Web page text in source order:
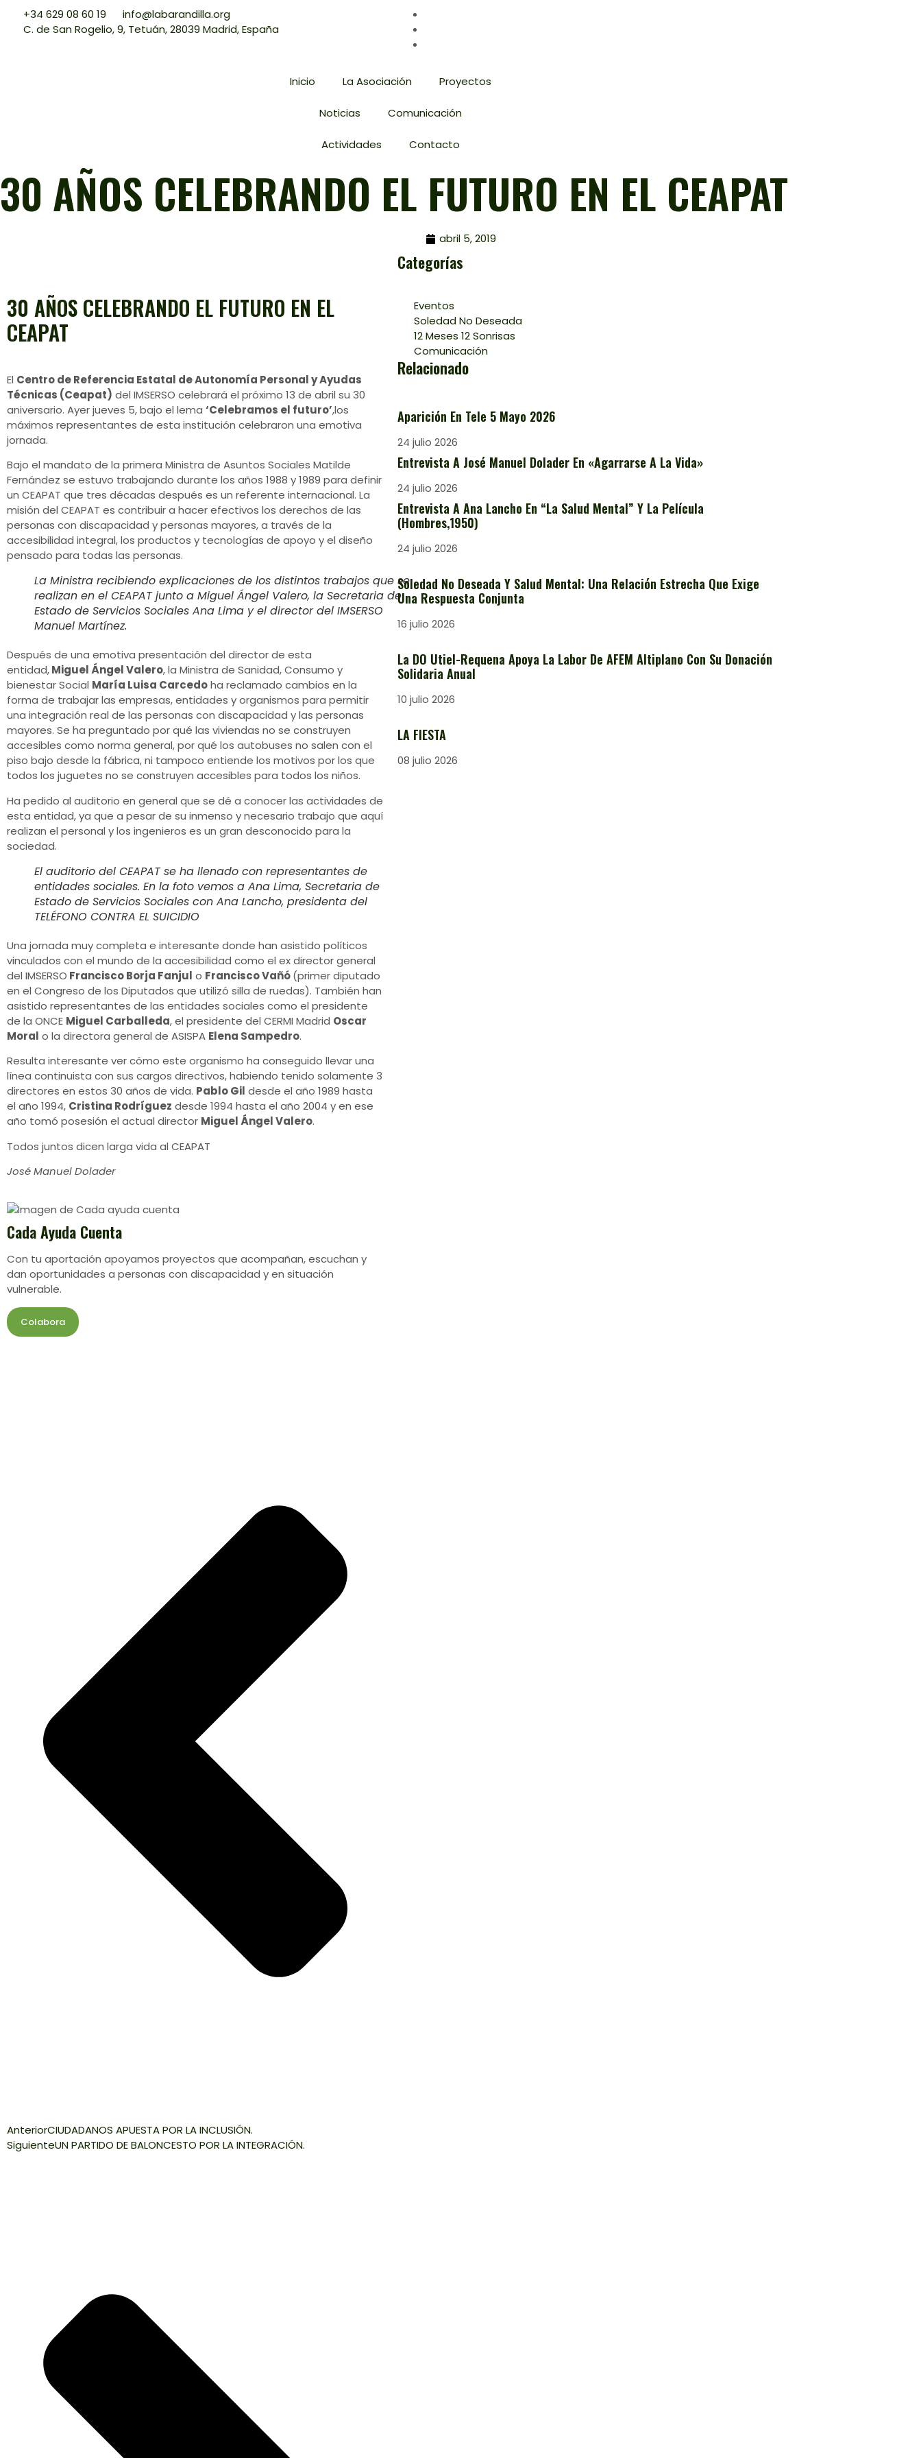
+34 629 08 60 19
info@labarandilla.org
C. de San Rogelio, 9, Tetuán, 28039 Madrid, España
Inicio La Asociación Proyectos
Noticias Comunicación
Actividades Contacto
30 AÑOS CELEBRANDO EL FUTURO EN EL CEAPAT
abril 5, 2019
30 AÑOS CELEBRANDO EL FUTURO EN EL
CEAPAT
El Centro de Referencia Estatal de Autonomía Personal y Ayudas
Técnicas (Ceapat) del IMSERSO celebrará el próximo 13 de abril su 30
aniversario. Ayer jueves 5, bajo el lema ‘Celebramos el futuro’,los
máximos representantes de esta institución celebraron una emotiva
jornada.
Bajo el mandato de la primera Ministra de Asuntos Sociales Matilde
Fernández se estuvo trabajando durante los años 1988 y 1989 para definir
un CEAPAT que tres décadas después es un referente internacional. La
misión del CEAPAT es contribuir a hacer efectivos los derechos de las
personas con discapacidad y personas mayores, a través de la
accesibilidad integral, los productos y tecnologías de apoyo y el diseño
pensado para todas las personas.
La Ministra recibiendo explicaciones de los distintos trabajos que se
realizan en el CEAPAT junto a Miguel Ángel Valero, la Secretaria de
Estado de Servicios Sociales Ana Lima y el director del IMSERSO
Manuel Martínez.
Después de una emotiva presentación del director de esta
entidad,Miguel Ángel Valero, la Ministra de Sanidad, Consumo y
bienestar Social María Luisa Carcedoha reclamado cambios en la
forma de trabajar las empresas, entidades y organismos para permitir
una integración real de las personas con discapacidad y las personas
mayores. Se ha preguntado por qué las viviendas no se construyen
accesibles como norma general, por qué los autobuses no salen con el
piso bajo desde la fábrica, ni tampoco entiende los motivos por los que
todos los juguetes no se construyen accesibles para todos los niños.
Ha pedido al auditorio en general que se dé a conocer las actividades de
esta entidad, ya que a pesar de su inmenso y necesario trabajo que aquí
realizan el personal y los ingenieros es un gran desconocido para la
sociedad.
El auditorio del CEAPAT se ha llenado con representantes de
entidades sociales. En la foto vemos a Ana Lima, Secretaria de
Estado de Servicios Sociales con Ana Lancho, presidenta del
TELÉFONO CONTRA EL SUICIDIO
Una jornada muy completa e interesante donde han asistido políticos
vinculados con el mundo de la accesibilidad como el ex director general
del IMSERSO Francisco Borja Fanjul o Francisco Vañó(primer diputado
en el Congreso de los Diputados que utilizó silla de ruedas). También han
asistido representantes de las entidades sociales como el presidente
de la ONCE Miguel Carballeda, el presidente del CERMI Madrid Oscar
Moral o la directora general de ASISPA Elena Sampedro.
Resulta interesante ver cómo este organismo ha conseguido llevar una
línea continuista con sus cargos directivos, habiendo tenido solamente 3
directores en estos 30 años de vida. Pablo Gil desde el año 1989 hasta
el año 1994, Cristina Rodríguez desde 1994 hasta el año 2004 y en ese
año tomó posesión el actual director Miguel Ángel Valero.
Todos juntos dicen larga vida al CEAPAT
José Manuel Dolader
Cada Ayuda Cuenta
Con tu aportación apoyamos proyectos que acompañan, escuchan y
dan oportunidades a personas con discapacidad y en situación
vulnerable.
Colabora
AnteriorCIUDADANOS APUESTA POR LA INCLUSIÓN.
SiguienteUN PARTIDO DE BALONCESTO POR LA INTEGRACIÓN.
Categorías
Eventos
Soledad No Deseada
12 Meses 12 Sonrisas
Comunicación
Relacionado
Aparición En Tele 5 Mayo 2026
24 julio 2026
Entrevista A José Manuel Dolader En «Agarrarse A La Vida»
24 julio 2026
Entrevista A Ana Lancho En “La Salud Mental” Y La Película
(Hombres,1950)
24 julio 2026
Soledad No Deseada Y Salud Mental: Una Relación Estrecha Que Exige
Una Respuesta Conjunta
16 julio 2026
La DO Utiel-Requena Apoya La Labor De AFEM Altiplano Con Su Donación
Solidaria Anual
10 julio 2026
LA FIESTA
08 julio 2026